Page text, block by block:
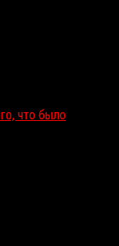
что было